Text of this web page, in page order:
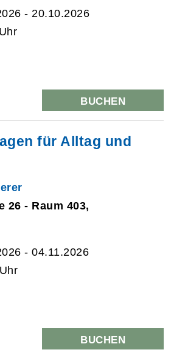
- 20.10.2026
BUCHEN
für Alltag und
26 - Raum 403,
- 04.11.2026
BUCHEN